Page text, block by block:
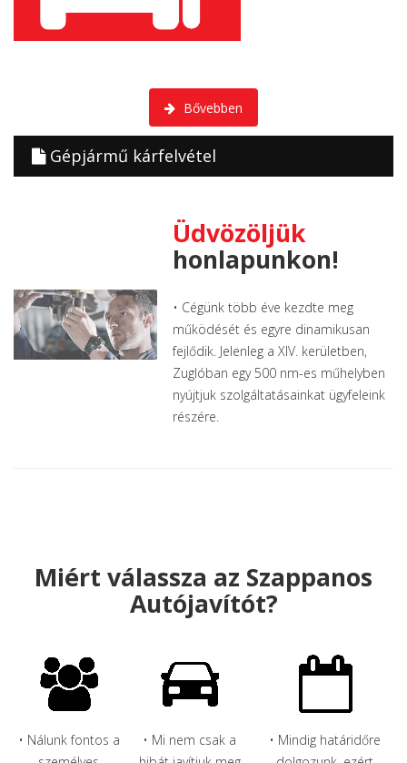
Bővebben
Gépjármű kárfelvétel
Üdvözöljük
honlapunkon!
• Cégünk több éve kezdte meg
működését és egyre dinamikusan
fejlődik. Jelenleg a XIV. kerületben,
Zuglóban egy 500 nm-es műhelyben
nyújtjuk szolgáltatásainkat ügyfeleink
részére.
Miért válassza az Szappanos
Autójavítót?
• Nálunk fontos a
• Mi nem csak a
• Mindig határidőre